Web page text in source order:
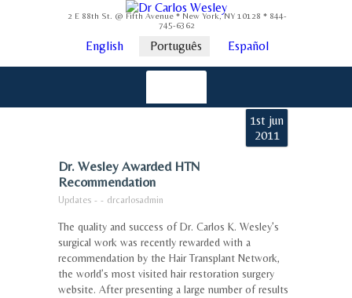
2 E 88th St. @ Fifth Avenue * New York, NY 10128 * 844-
745-6362
English Português Español
1st jun
2011
Dr. Wesley Awarded HTN
Recommendation
Updates - - drcarlosadmin
The quality and success of Dr. Carlos K. Wesley’s
surgical work was recently rewarded with a
recommendation by the Hair Transplant Network,
the world’s most visited hair restoration surgery
website. After presenting a large number of results